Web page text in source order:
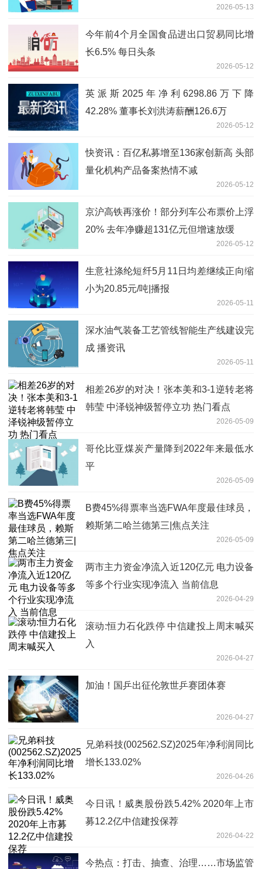
2026-05-13
今年前4个月全国食品进出口贸易同比增
长6.5% 每日头条
2026-05-12
英派斯2025年净利6298.86万下降
42.28% 董事长刘洪涛薪酬126.6万
2026-05-12
快资讯：百亿私募增至136家创新高 头部
量化机构产品备案热情不减
2026-05-12
京沪高铁再涨价！部分列车公布票价上浮
20% 去年净赚超131亿元但增速放缓
2026-05-12
生意社涤纶短纤5月11日均差继续正向缩
小为20.85元/吨|播报
2026-05-11
深水油气装备工艺管线智能生产线建设完
成 播资讯
2026-05-11
相差26岁的对决！张本美和3-1逆转老将
韩莹 中泽锐神级暂停立功 热门看点
2026-05-09
哥伦比亚煤炭产量降到2022年来最低水
平
2026-05-09
B费45%得票率当选FWA年度最佳球员，
赖斯第二哈兰德第三|焦点关注
2026-05-09
两市主力资金净流入近120亿元 电力设备
等多个行业实现净流入 当前信息
2026-04-29
滚动:恒力石化跌停 中信建投上周末喊买
入
2026-04-27
加油！国乒出征伦敦世乒赛团体赛
2026-04-27
兄弟科技(002562.SZ)2025年净利润同比
增长133.02%
2026-04-26
今日讯！威奥股份跌5.42% 2020年上市
募12.2亿中信建投保荐
2026-04-22
今热点：打击、抽查、治理……市场监管